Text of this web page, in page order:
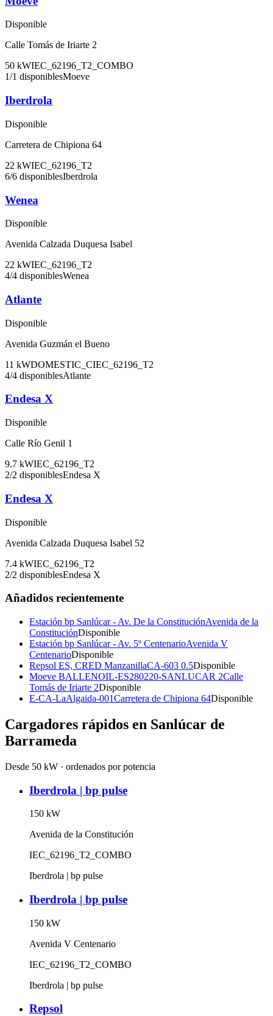
Disponible
Calle Tomás de Iriarte 2
50 kWIEC_62196_T2_COMBO
1/1 disponiblesMoeve
Iberdrola
Disponible
Carretera de Chipiona 64
22 kWIEC_62196_T2
6/6 disponiblesIberdrola
Wenea
Disponible
Avenida Calzada Duquesa Isabel
22 kWIEC_62196_T2
4/4 disponiblesWenea
Atlante
Disponible
Avenida Guzmán el Bueno
11 kWDOMESTIC_CIEC_62196_T2
4/4 disponiblesAtlante
Endesa X
Disponible
Calle Río Genil 1
9.7 kWIEC_62196_T2
2/2 disponiblesEndesa X
Endesa X
Disponible
Avenida Calzada Duquesa Isabel 52
7.4 kWIEC_62196_T2
2/2 disponiblesEndesa X
Añadidos recientemente
Estación bp Sanlúcar - Av. De la ConstituciónAvenida de la
ConstituciónDisponible
Estación bp Sanlúcar - Av. 5º CentenarioAvenida V
CentenarioDisponible
Repsol ES, CRED ManzanillaCA-603 0.5Disponible
Moeve BALLENOIL-ES280220-SANLUCAR 2Calle
Tomás de Iriarte 2Disponible
E-CA-LaAlgaida-001Carretera de Chipiona 64Disponible
Cargadores rápidos en Sanlúcar de
Barrameda
Desde 50 kW · ordenados por potencia
Iberdrola | bp pulse
150 kW
Avenida de la Constitución
IEC_62196_T2_COMBO
Iberdrola | bp pulse
Iberdrola | bp pulse
150 kW
Avenida V Centenario
IEC_62196_T2_COMBO
Iberdrola | bp pulse
Repsol